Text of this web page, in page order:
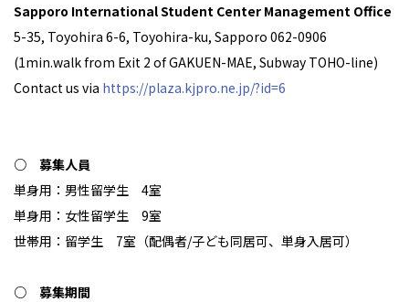
Sapporo International Student Center Management Office
5-35, Toyohira 6-6, Toyohira-ku, Sapporo 062-0906
(1min.walk from Exit 2 of GAKUEN-MAE, Subway TOHO-line)
Contact us via https://plaza.kjpro.ne.jp/?id=6
○ 募集人員
単身用：男性留学生 4室
単身用：女性留学生 9室
世帯用：留学生 7室（配偶者/子ども同居可、単身入居可）
○ 募集期間